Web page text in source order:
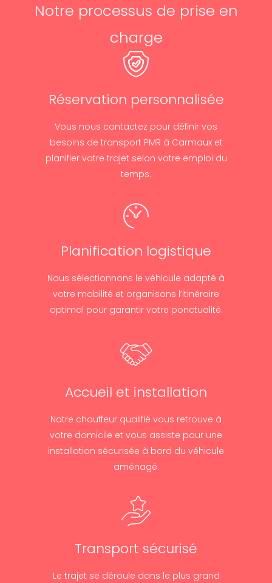
Notre processus de prise en
charge
Réservation personnalisée
Vous nous contactez pour définir vos
besoins de transport PMR à Carmaux et
planifier votre trajet selon votre emploi du
temps.
Planification logistique
Nous sélectionnons le véhicule adapté à
votre mobilité et organisons l’itinéraire
optimal pour garantir votre ponctualité.
Accueil et installation
Notre chauffeur qualifié vous retrouve à
votre domicile et vous assiste pour une
installation sécurisée à bord du véhicule
aménagé.
Transport sécurisé
Le trajet se déroule dans le plus grand